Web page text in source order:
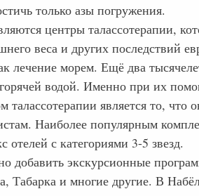
только азы погружения.
центры талассотерапии,
веса и других последствий
лечение морем. Ещё два
водой. Именно при их
является то, что
Наиболее популярным
отелей с категориями 3-5 звезд.
добавить экскурсионные
Табарка и многие другие. В